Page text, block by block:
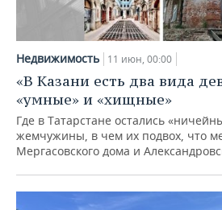
ФИГУРНОЕ КАТАНИЕ
ВОДНЫЕ ВИДЫ СПОРТА
ХОККЕЙ С МЯЧОМ
МЕДИЦИНА
ОБРАЗОВАНИЕ
ПРОИСШЕСТВИЯ
Недвижимость 11 июн, 00:00
«В Казани есть два вида
«умные» и «хищные»
Где в Татарстане остались
жемчужины, в чем их подвох, что
Мергасовского дома и